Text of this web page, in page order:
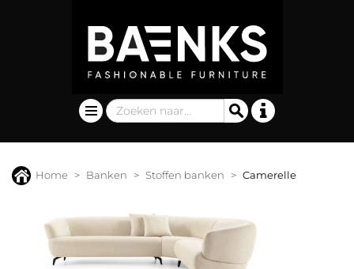
Home Banken Stoffen banken Camerelle